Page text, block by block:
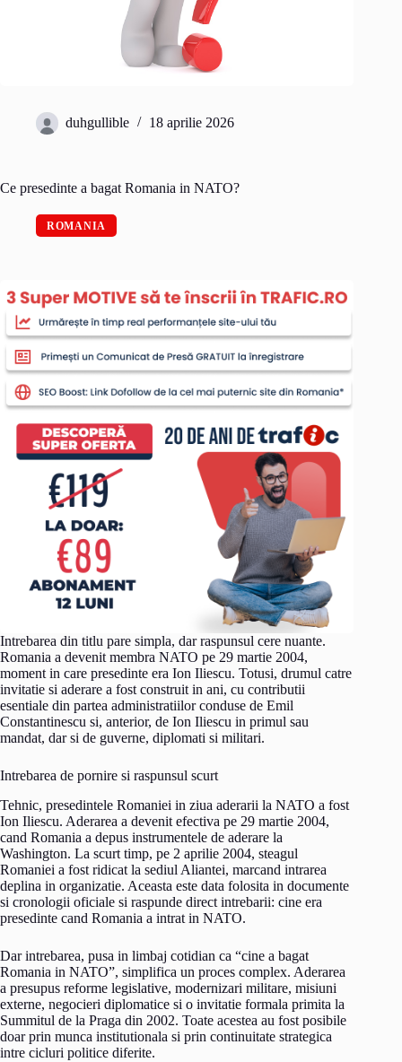
duhgullible 18 aprilie 2026
Ce presedinte a bagat Romania in NATO?
ROMANIA
Intrebarea din titlu pare simpla, dar raspunsul cere nuante.
Romania a devenit membra NATO pe 29 martie 2004,
moment in care presedinte era Ion Iliescu. Totusi, drumul catre
invitatie si aderare a fost construit in ani, cu contributii
esentiale din partea administratiilor conduse de Emil
Constantinescu si, anterior, de Ion Iliescu in primul sau
mandat, dar si de guverne, diplomati si militari.
Intrebarea de pornire si raspunsul scurt
Tehnic, presedintele Romaniei in ziua aderarii la NATO a fost
Ion Iliescu. Aderarea a devenit efectiva pe 29 martie 2004,
cand Romania a depus instrumentele de aderare la
Washington. La scurt timp, pe 2 aprilie 2004, steagul
Romaniei a fost ridicat la sediul Aliantei, marcand intrarea
deplina in organizatie. Aceasta este data folosita in documente
si cronologii oficiale si raspunde direct intrebarii: cine era
presedinte cand Romania a intrat in NATO.
Dar intrebarea, pusa in limbaj cotidian ca “cine a bagat
Romania in NATO”, simplifica un proces complex. Aderarea
a presupus reforme legislative, modernizari militare, misiuni
externe, negocieri diplomatice si o invitatie formala primita la
Summitul de la Praga din 2002. Toate acestea au fost posibile
doar prin munca institutionala si prin continuitate strategica
intre cicluri politice diferite.